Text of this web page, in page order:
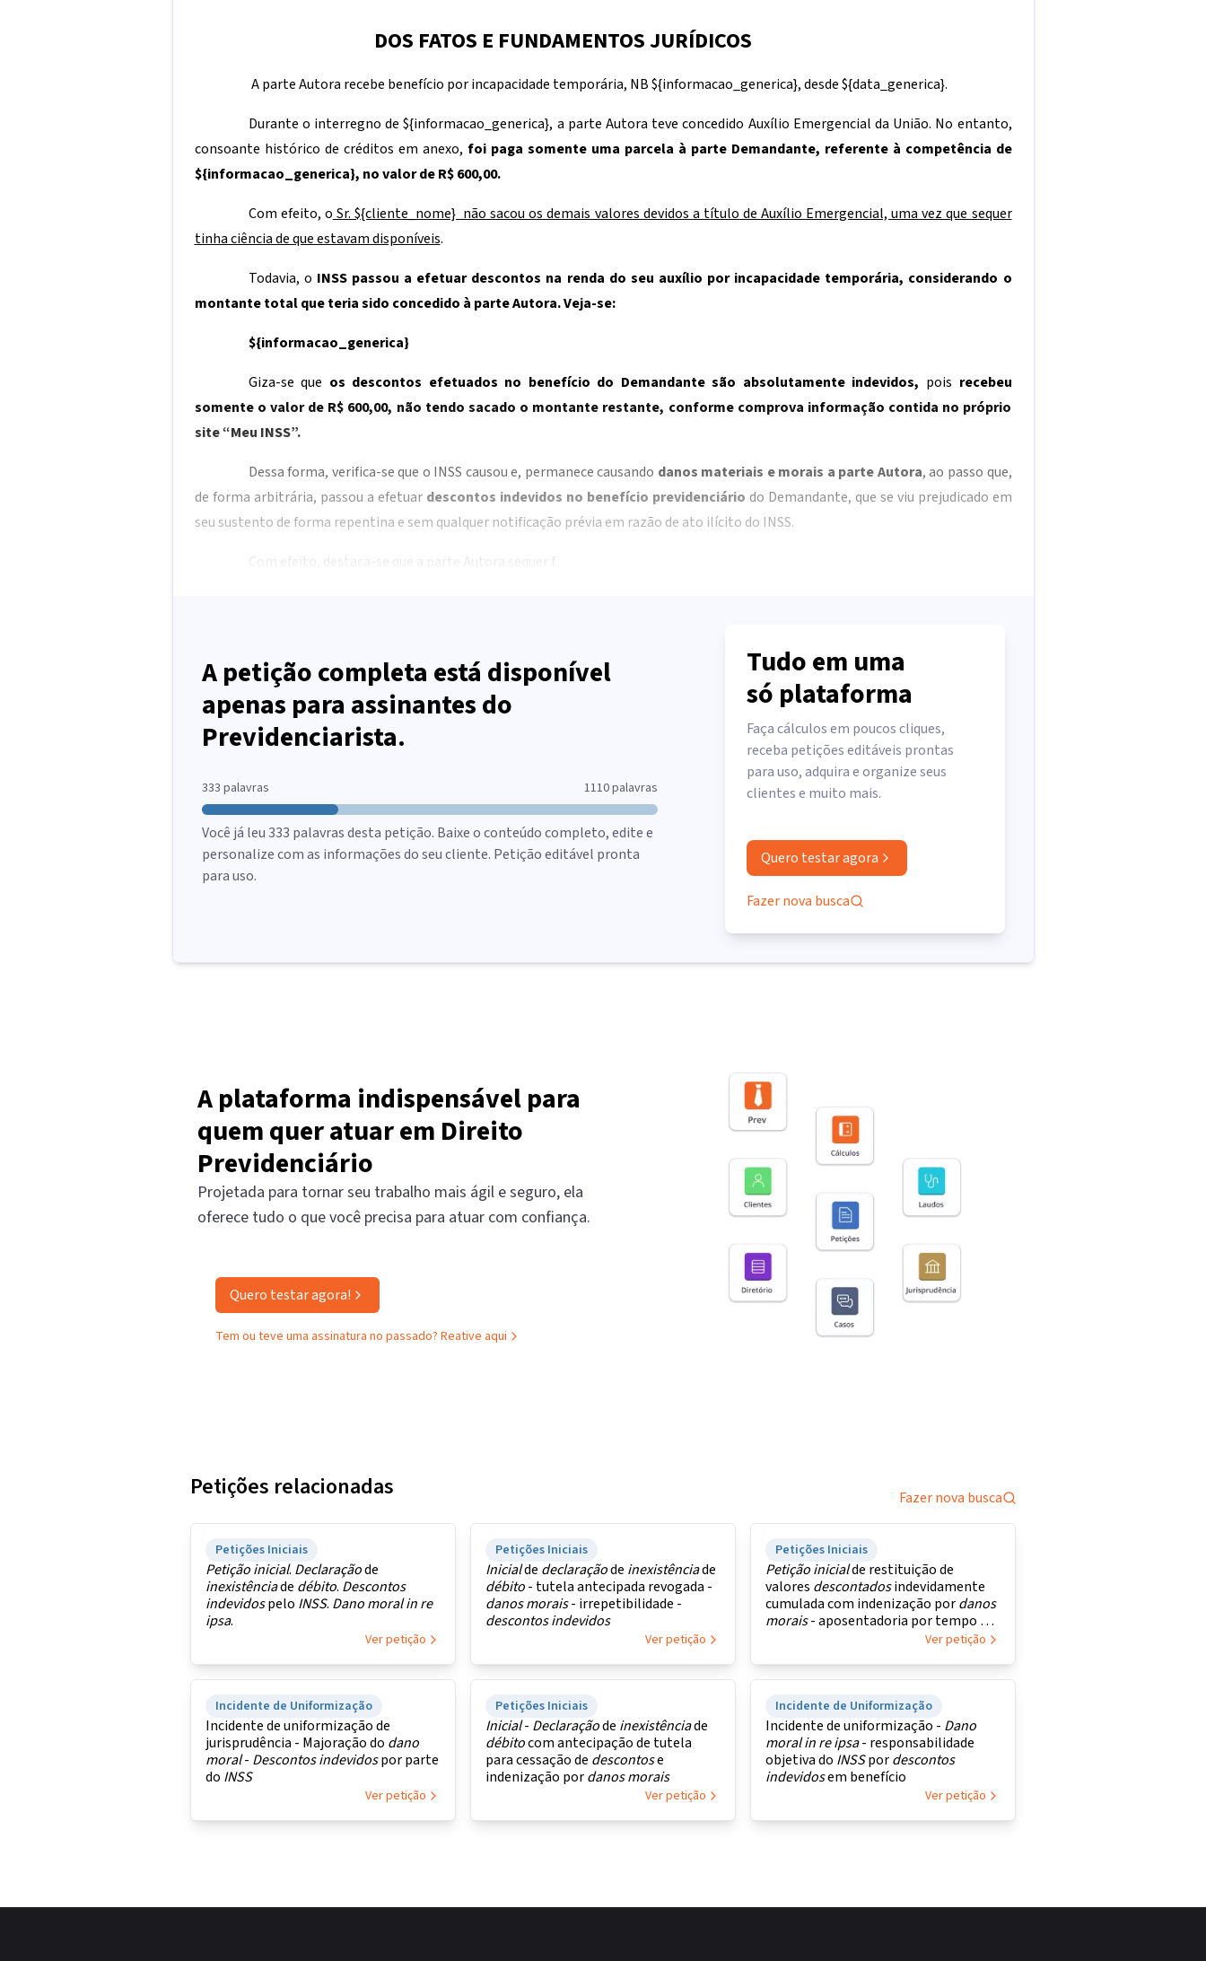
DOS FATOS E FUNDAMENTOS JURÍDICOS
A parte Autora recebe benefício por incapacidade temporária, NB${informacao_generica}, desde${data_generica}.
Durante o interregno de${informacao_generica}, a parte Autora teve concedido Auxílio Emergencial da União. No entanto,
consoante histórico de créditos em anexo, foi paga somente uma parcela à parte Demandante, referente à competência de
${informacao_generica}, no valor de R$ 600,00.
Com efeito, o Sr. ${cliente_nome} não sacou os demais valores devidos a título de Auxílio Emergencial, uma vez que sequer
tinha ciência de que estavam disponíveis.
Todavia, o INSS passou a efetuar descontos na renda do seu auxílio por incapacidade temporária, considerando o
montante total que teria sido concedido à parte Autora. Veja-se:
${informacao_generica}
Giza-se que os descontos efetuados no benefício do Demandante são absolutamente indevidos, pois recebeu
somente o valor de R$ 600,00, não tendo sacado o montante restante, conforme comprova informação contida no próprio
site “Meu INSS”.
Dessa forma, verifica-se que o INSS causou e, permanece causando danos materiais e morais a parte Autora, ao passo que,
de forma arbitrária, passou a efetuar descontos indevidos no benefício previdenciário do Demandante, que se viu prejudicado em
seu sustento de forma repentina e sem qualquer notificação prévia em razão de ato ilícito do INSS.
Com efeito, destaca-se que a parte Autora sequer f
A petição completa está disponível
apenas para assinantes do
Previdenciarista.
333 palavras 1110palavras
Você já leu333 palavras desta petição. Baixe o conteúdo completo, edite e
personalize com as informações do seu cliente. Petição editável pronta
para uso.
Tudo em uma
só plataforma
Faça cálculos em poucos cliques,
receba petições editáveis prontas
para uso, adquira e organize seus
clientes e muito mais.
Quero testar agora
Fazer nova busca
A plataforma indispensável para
quem quer atuar em Direito
Previdenciário
Projetada para tornar seu trabalho mais ágil e seguro, ela
oferece tudo o que você precisa para atuar com confiança.
Quero testar agora!
Tem ou teve uma assinatura no passado? Reative aqui
Petições relacionadas Fazer nova busca
Petições Iniciais
Petição inicial. Declaraçãode
inexistênciade débito. Descontos
indevidospelo INSS. Dano moral in re
ipsa.
Ver petição
Petições Iniciais
Inicialde declaraçãode inexistênciade
débito- tutela antecipada revogada -
danosmorais- irrepetibilidade -
descontosindevidos
Ver petição
Petições Iniciais
Petiçãoinicialde restituição de
valores descontadosindevidamente
cumulada com indenização pordanos
morais- aposentadoria por tempo de
Ver petição
Incidente de Uniformização
Incidente de uniformização de
jurisprudência - Majoração do dano
moral- Descontos indevidospor parte
do INSS
Ver petição
Petições Iniciais
Inicial- Declaraçãode inexistênciade
débitocom antecipação de tutela
para cessação de descontose
indenização pordanosmorais
Ver petição
Incidente de Uniformização
Incidente de uniformização - Dano
moralinreipsa- responsabilidade
objetiva do INSSpordescontos
indevidosem benefício
Ver petição